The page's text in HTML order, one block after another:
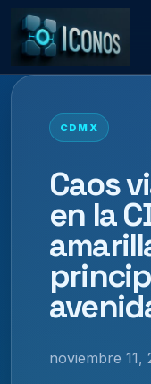
CDMX
Caos
en la
noviembre 11,